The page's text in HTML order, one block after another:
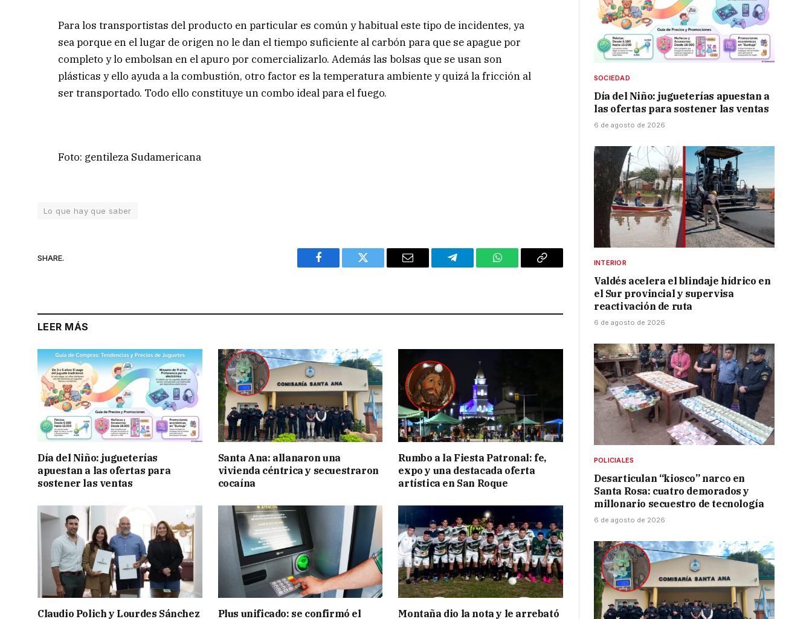
Para los transportistas del producto en particular es común y habitual este tipo de incidentes, ya
sea porque en el lugar de origen no le dan el tiempo suficiente al carbón para que se apague por
completo y lo embolsan en el apuro por comercializarlo. Además las bolsas que se usan son
plásticas y ello ayuda a la combustión, otro factor es la temperatura ambiente y quizá la fricción al
ser transportado. Todo ello constituye un combo ideal para el fuego.
Foto: gentileza Sudamericana
Lo que hay que saber
SHARE.
Facebook Twitter Email Telegram WhatsAppCopy
LEER MÁS
Día del Niño: jugueterías
apuestan a las ofertas para
sostener las ventas
Santa Ana: allanaron una
vivienda céntrica y secuestraron
cocaína
Rumbo a la Fiesta Patronal: fe,
expo y una destacada oferta
artística en San Roque
Claudio Polich y Lourdes Sánchez
Plus unificado: se confirmó el
Montaña dio la nota y le arrebató
SOCIEDAD
Día del Niño: jugueterías apuestan a
las ofertas para sostener las ventas
6 de agosto de 2026
INTERIOR
Valdés acelera el blindaje hídrico en
el Sur provincial y supervisa
reactivación de ruta
6 de agosto de 2026
POLICIALES
Desarticulan “kiosco” narco en
Santa Rosa: cuatro demorados y
millonario secuestro de tecnología
6 de agosto de 2026